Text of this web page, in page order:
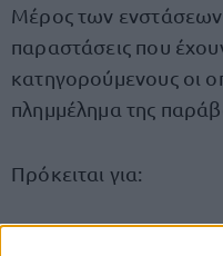
Μέρος των ενστάσεων
παραστάσεις που
κατηγορούμενους οι
πλημμέλημα της
Πρόκειται για: